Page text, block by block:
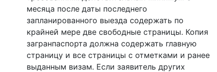
месяца после даты последнего
запланированного выезда содержать по
крайней мере две свободные страницы. Копия
загранпаспорта должна содержать главную
страницу и все страницы с отметками и ранее
выданным визам. Если заявитель других